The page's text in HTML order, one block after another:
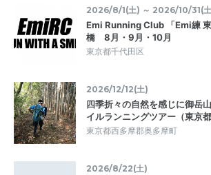
2026/8/1(土) ～ 2026/10/31(
Emi Running Club 「Emi練
橋 8月・9月・10月
東京都千代田区
2026/12/12(土)
四季折々の自然を感じに御岳
イルランニングツアー（東京都
東京都西多摩郡奥多摩町
2026/8/22(土)